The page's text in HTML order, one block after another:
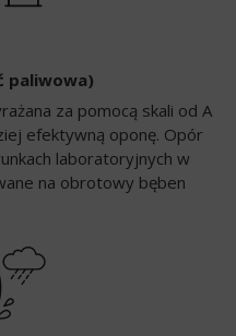
paliwowa)
za pomocą skali od A
efektywną oponę. Opór
laboratoryjnych w
na obrotowy bęben